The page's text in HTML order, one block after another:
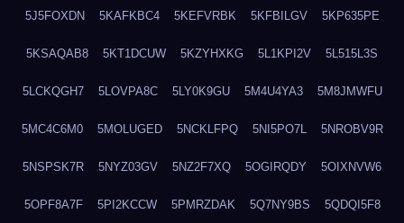
5J5FOXDN 5KAFKBC4 5KEFVRBK 5KFBILGV 5KP635PE
5KSAQAB8 5KT1DCUW 5KZYHXKG 5L1KPI2V 5L515L3S
5LCKQGH7 5LOVPA8C 5LY0K9GU 5M4U4YA3 5M8JMWFU
5MC4C6M0 5MOLUGED 5NCKLFPQ 5NI5PO7L 5NROBV9R
5NSPSK7R 5NYZ03GV 5NZ2F7XQ 5OGIRQDY 5OIXNVW6
5OPF8A7F 5PI2KCCW 5PMRZDAK 5Q7NY9BS 5QDQI5F8